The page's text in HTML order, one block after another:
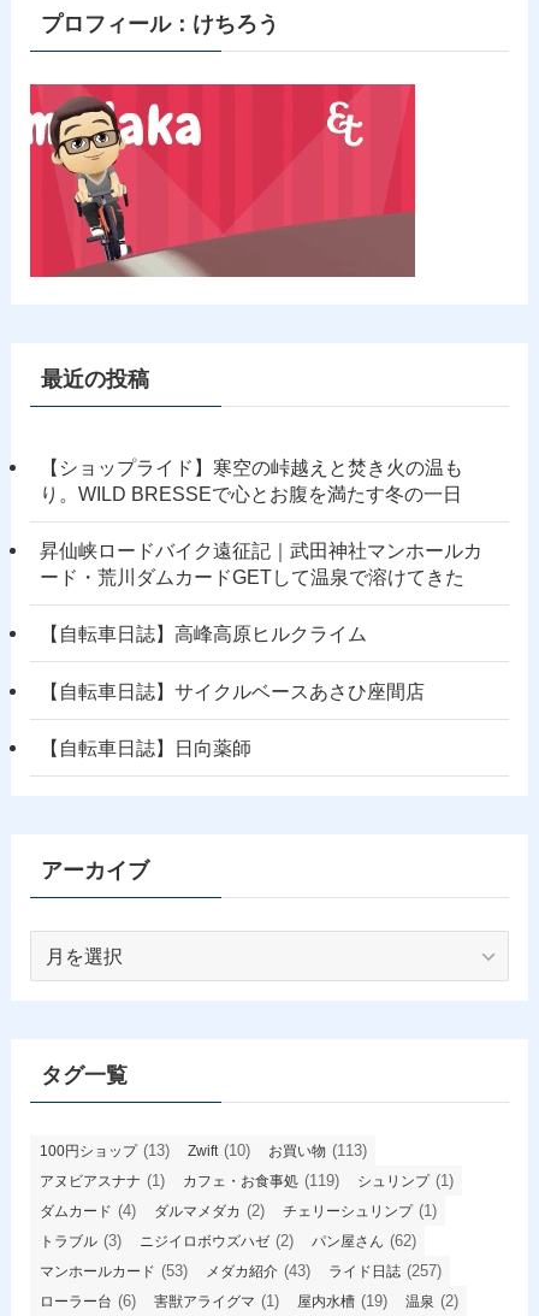
ープロフィール：けちろう
最近の投稿
【ショップライド】寒空の峠越えと焚き火の温も
り。WILD BRESSEで心とお腹を満たす冬の一日
昇仙峡ロードバイク遠征記｜武田神社マンホールカ
ード・荒川ダムカードGETして温泉で溶けてきた
【自転車日誌】高峰高原ヒルクライム
【自転車日誌】サイクルベースあさひ座間店
【自転車日誌】日向薬師
アーカイブ
タグ一覧
100円ショップ(13) Zwift (10) お買い物 (113)
アヌビアスナナ (1) カフェ・お食事処 (119) シュリンプ(1)
ダムカード (4) ダルマメダカ (2) チェリーシュリンプ(1)
トラブル (3) ニジイロボウズハゼ (2) パン屋さん (62)
マンホールカード (53) メダカ紹介 (43) ライド日誌 (257)
ローラー台 (6) 害獣アライグマ (1) 屋内水槽 (19) 温泉 (2)